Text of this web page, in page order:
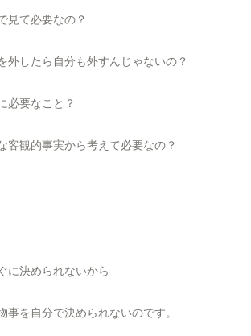
見て必要なの？
外したら自分も外すんじゃないの？
必要なこと？
客観的事実から考えて必要なの？
に決められないから
事を自分で決められないのです。